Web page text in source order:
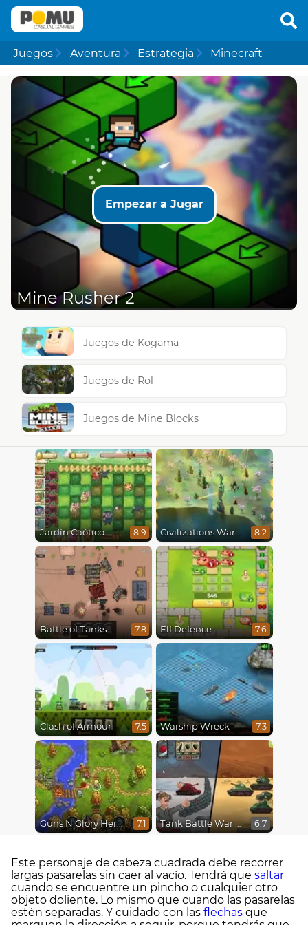
Juegos Aventura Estrategia Minecraft
Empezar a Jugar
Mine Rusher 2
Juegos de Kogama
Juegos de Rol
Juegos de Mine Blocks
Jardín Caótico 8.9 Civilizations Wars Master Edition 8.2
Battle of Tanks 7.8 Elf Defence 7.6
Clash of Armour 7.5 Warship Wreck 7.3
Guns N Glory Heroes 7.1 Tank Battle War Commander 6.7
Este personaje de cabeza cuadrada debe recorrer
largas pasarelas sin caer al vacío. Tendrá que saltar
cuando se encuentre un pincho o cualquier otro
objeto doliente. Lo mismo que cuando las pasarelas
estén separadas. Y cuidado con las flechas que